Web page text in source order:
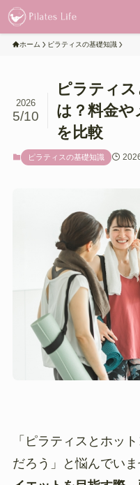
ホーム ピラティスの基礎知識
ピラティ
は？料金や
を比較
2026
5/10
ピラティスの基礎知識
「ピラティスとホッ
だろう」と悩んでいま